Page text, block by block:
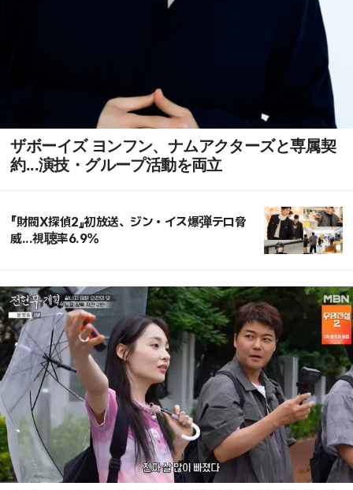
ザボーイズ ヨンフン、ナムアクターズと専属契
約...演技・グループ活動を両立
『財閥X探偵2』初放送、ジン・イス爆弾テロ脅
威...視聴率6.9%